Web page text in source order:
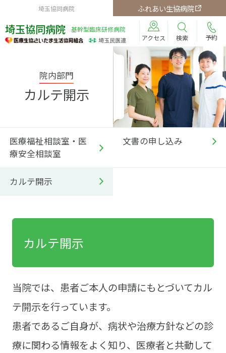
埼玉協同病院 ふれあい生協病院
埼玉協同病院
基幹型臨床研修病院
アクセス
検索 予約
院内部門
カルテ開示
医療福祉相談室・ 医
療安全相談室
文書の申し込み
カルテ開示
カルテ開示
当院では、患者ご本人の申請にもとづいてカル
テ開示を行っています。
患者であるご自身が、病状や治療方針などの診
療に関わる情報をよく知り、医療者と共動して